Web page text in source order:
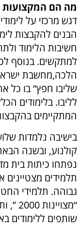
מה הם המקצועות
דגש מרכזי על
הבנים להקבצות
חשיבות הלימוד
למתקשים. בנוסף
הלכה,מחשבת
שליבו חפץ” בו כל
לליבו. בלימודים
המתקיימים בהקבצות של 3, 4 ו
בישיבה נלמדות
קולנוע, ובשנה
נפתחו כיתות בית
תלמידים
גבוהה. תלמידי
שותפים ללימודים